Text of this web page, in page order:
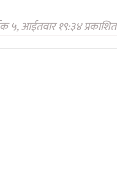
५, आईतवार १९:३४ प्रकाशित